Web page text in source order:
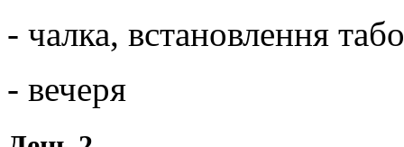
- чалка, встановлення
- вечеря